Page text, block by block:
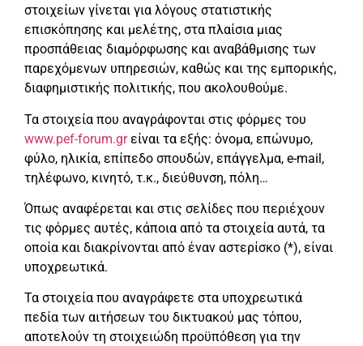
στοιχείων γίνεται για λόγους στατιστικής
επισκόπησης και μελέτης, στα πλαίσια μιας
προσπάθειας διαμόρφωσης και αναβάθμισης των
παρεχόμενων υπηρεσιών, καθώς και της εμπορικής,
διαφημιστικής πολιτικής, που ακολουθούμε.
Τα στοιχεία που αναγράφονται στις φόρμες του
www.pef-forum.grείναι τα εξής: όνομα, επώνυμο,
φύλο, ηλικία, επίπεδο σπουδών, επάγγελμα, e-mail,
τηλέφωνο, κινητό, τ.κ., διεύθυνση, πόλη…
Όπως αναφέρεται και στις σελίδες που περιέχουν
τις φόρμες αυτές, κάποια από τα στοιχεία αυτά, τα
οποία και διακρίνονται από έναν αστερίσκο (*), είναι
υποχρεωτικά.
Τα στοιχεία που αναγράφετε στα υποχρεωτικά
πεδία των αιτήσεων του δικτυακού μας τόπου,
αποτελούν τη στοιχειώδη προϋπόθεση για την